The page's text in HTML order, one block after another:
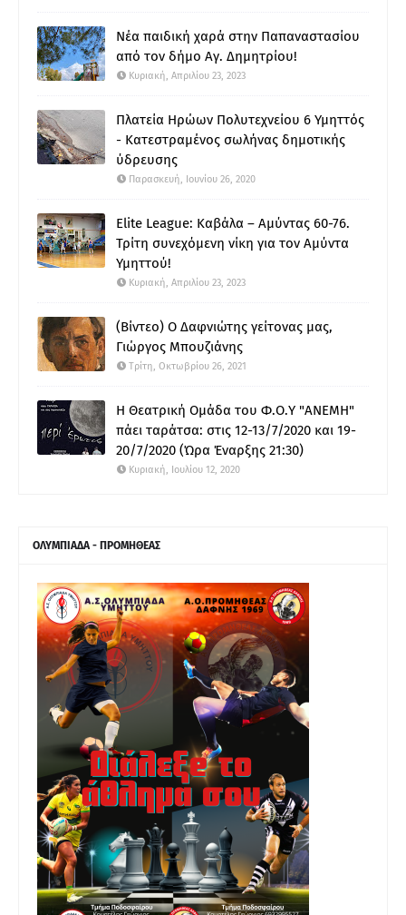
Νέα παιδική χαρά στην Παπαναστασίου
από τον δήμο Αγ. Δημητρίου!
Κυριακή, Απριλίου 23, 2023
Πλατεία Ηρώων Πολυτεχνείου 6 Υμηττός
- Κατεστραμένος σωλήνας δημοτικής
ύδρευσης
Παρασκευή, Ιουνίου 26, 2020
Elite League: Καβάλα – Αμύντας 60-76.
Τρίτη συνεχόμενη νίκη για τον Αμύντα
Υμηττού!
Κυριακή, Απριλίου 23, 2023
(Βίντεο) Ο Δαφνιώτης γείτονας μας,
Γιώργος Μπουζιάνης
Τρίτη, Οκτωβρίου 26, 2021
Η Θεατρική Ομάδα του Φ.Ο.Υ "ΑΝΕΜΗ"
πάει ταράτσα: στις 12-13/7/2020 και 19-
20/7/2020 (Ώρα Έναρξης 21:30)
Κυριακή, Ιουλίου 12, 2020
ΟΛΥΜΠΙΑΔΑ - ΠΡΟΜΗΘΕΑΣ